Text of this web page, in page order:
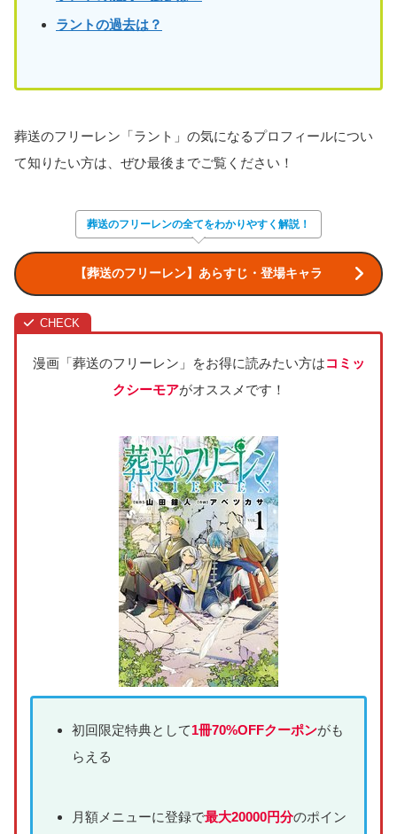
ラントの過去は？
葬送のフリーレン「ラント」の気になるプロフィールについ
て知りたい方は、ぜひ最後までご覧ください！
葬送のフリーレンの全てをわかりやすく解説！
【葬送のフリーレン】あらすじ・登場キャラ
漫画「葬送のフリーレン」をお得に読みたい方はコミッ
クシーモアがオススメです！
初回限定特典として1冊70%OFFクーポンがも
らえる
月額メニューに登録で最大20000円分のポイン